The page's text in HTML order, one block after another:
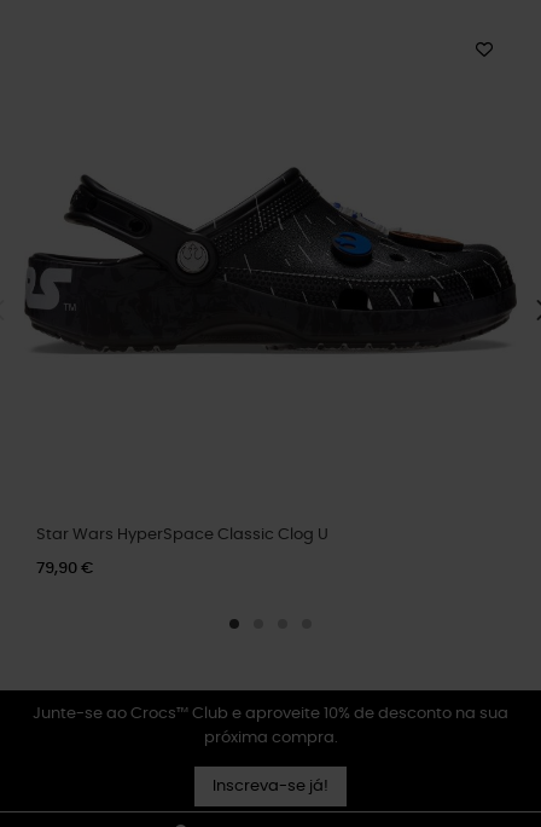
Star Wars HyperSpace Classic Clog U
79,90 €
Junte-se ao Crocs™ Club e aproveite 10% de desconto na sua
próxima compra.
Inscreva-se já!